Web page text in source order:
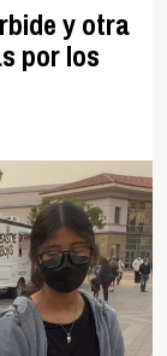
y otra
por los